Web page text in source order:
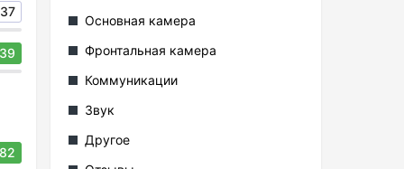
37
39
82
Основная камера
Фронтальная камера
Коммуникации
Звук
Другое